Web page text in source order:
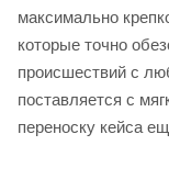
максимально
которые точно
происшествий с
поставляется с
переноску кейса